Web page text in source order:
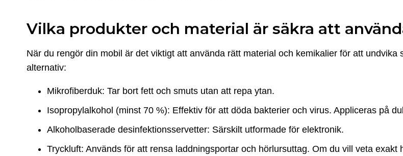
Vilka produkter och material är säkra att
När du rengör din mobil är det viktigt att använda rätt material och kemikalier för att undvika
alternativ:
Mikrofiberduk: Tar bort fett och smuts utan att repa ytan.
Isopropylalkohol (minst 70 %): Effektiv för att döda bakterier och virus. Appliceras på
Alkoholbaserade desinfektionsservetter: Särskilt utformade för elektronik.
Tryckluft: Används för att rensa laddningsportar och hörlursuttag. Om du vill veta exakt